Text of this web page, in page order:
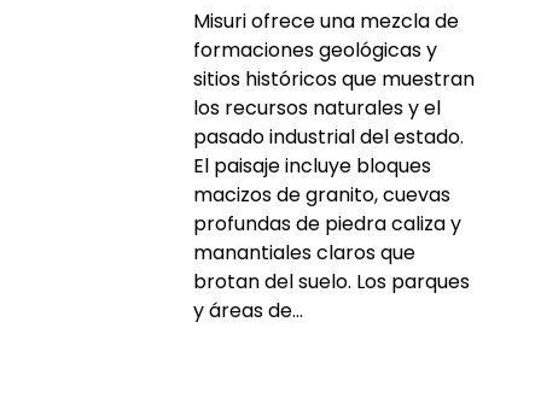
Misuri ofrece una mezcla de
formaciones geológicas y
sitios históricos que muestran
los recursos naturales y el
pasado industrial del estado.
El paisaje incluye bloques
macizos de granito, cuevas
profundas de piedra caliza y
manantiales claros que
brotan del suelo. Los parques
y áreas de...